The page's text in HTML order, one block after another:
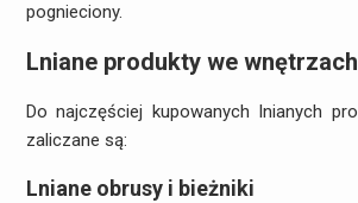
pognieciony.
Lniane produkty we
Do najczęściej kupowanych lnianych
zaliczane są:
Lniane obrusy i bieżniki